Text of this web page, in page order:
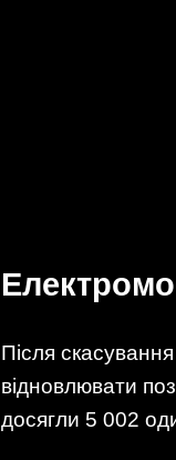
Після
відновлювати
досягли 5 002